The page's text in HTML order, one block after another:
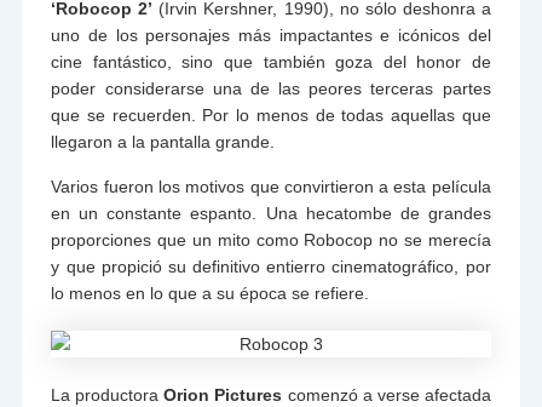
‘Robocop 2’ (Irvin Kershner, 1990), no sólo deshonra a
uno de los personajes más impactantes e icónicos del
cine fantástico, sino que también goza del honor de
poder considerarse una de las peores terceras partes
que se recuerden. Por lo menos de todas aquellas que
llegaron a la pantalla grande.
Varios fueron los motivos que convirtieron a esta película
en un constante espanto. Una hecatombe de grandes
proporciones que un mito como Robocop no se merecía
y que propició su definitivo entierro cinematográfico, por
lo menos en lo que a su época se refiere.
La productoraOrion Pictures comenzó a verse afectada